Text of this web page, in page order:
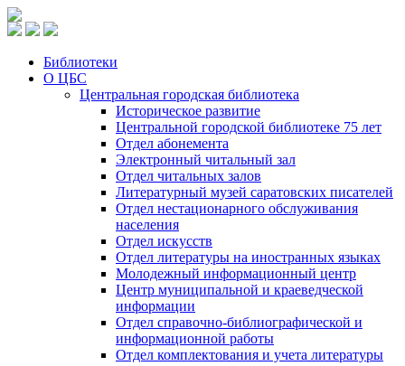
Библиотеки
О ЦБС
Центральная городская библиотека
Историческое развитие
Центральной городской библиотеке 75 лет
Отдел абонемента
Электронный читальный зал
Отдел читальных залов
Литературный музей саратовских писателей
Отдел нестационарного обслуживания
населения
Отдел искусств
Отдел литературы на иностранных языках
Молодежный информационный центр
Центр муниципальной и краеведческой
информации
Отдел справочно-библиографической и
информационной работы
Отдел комплектования и учета литературы